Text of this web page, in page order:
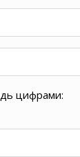
цифрами: